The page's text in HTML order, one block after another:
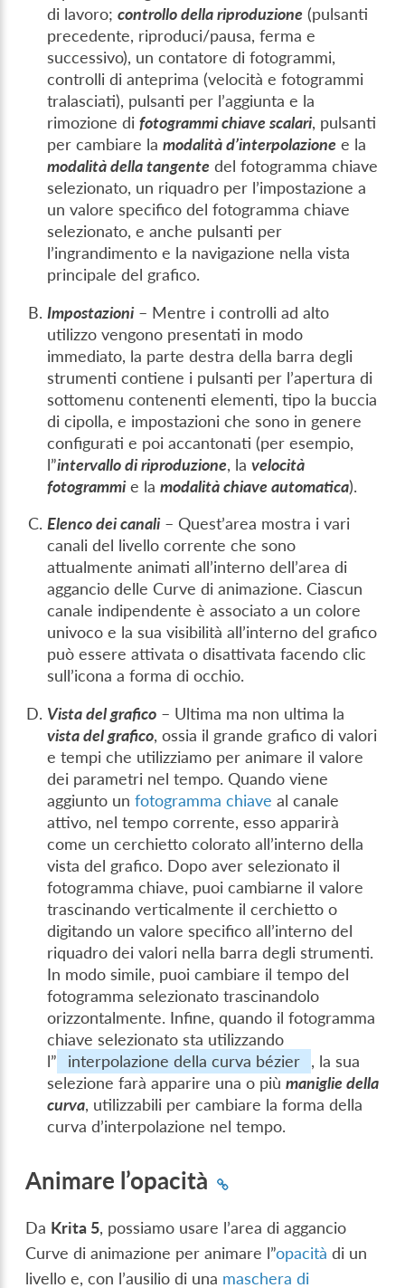
di lavoro;controllo della riproduzione (pulsanti
precedente, riproduci/pausa, ferma e
successivo), un contatore di fotogrammi,
controlli di anteprima (velocità e fotogrammi
tralasciati), pulsanti per l’aggiunta e la
rimozione difotogrammi chiave scalari, pulsanti
per cambiare lamodalità d’interpolazione e la
modalità della tangente del fotogramma chiave
selezionato, un riquadro per l’impostazione a
un valore specifico del fotogramma chiave
selezionato, e anche pulsanti per
l’ingrandimento e la navigazione nella vista
principale del grafico.
Impostazioni – Mentre i controlli ad alto
utilizzo vengono presentati in modo
immediato, la parte destra della barra degli
strumenti contiene i pulsanti per l’apertura di
sottomenu contenenti elementi, tipo la buccia
di cipolla, e impostazioni che sono in genere
configurati e poi accantonati (per esempio,
l”intervallo di riproduzione, lavelocità
fotogrammi e lamodalità chiave automatica).
Elenco dei canali – Quest’area mostra i vari
canali del livello corrente che sono
attualmente animati all’interno dell’area di
aggancio delle Curve di animazione. Ciascun
canale indipendente è associato a un colore
univoco e la sua visibilità all’interno del grafico
può essere attivata o disattivata facendo clic
sull’icona a forma di occhio.
Vista del grafico – Ultima ma non ultima la
vista del grafico, ossia il grande grafico di valori
e tempi che utilizziamo per animare il valore
dei parametri nel tempo. Quando viene
aggiunto unfotogramma chiave al canale
attivo, nel tempo corrente, esso apparirà
come un cerchietto colorato all’interno della
vista del grafico. Dopo aver selezionato il
fotogramma chiave, puoi cambiarne il valore
trascinando verticalmente il cerchietto o
digitando un valore specifico all’interno del
riquadro dei valori nella barra degli strumenti.
In modo simile, puoi cambiare il tempo del
fotogramma selezionato trascinandolo
orizzontalmente. Infine, quando il fotogramma
chiave selezionato sta utilizzando
l”
interpolazione della curva bézier
, la sua
selezione farà apparire una o piùmaniglie della
curva, utilizzabili per cambiare la forma della
curva d’interpolazione nel tempo.
Animare l’opacità
Da Krita 5, possiamo usare l’area di aggancio
Curve di animazione per animare l”opacità di un
livello e, con l’ausilio di una maschera di